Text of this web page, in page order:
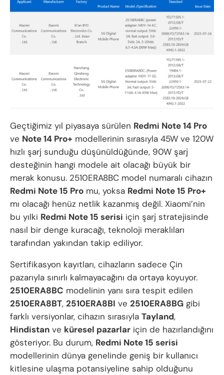
Geçtiğimiz yıl piyasaya sürülen Redmi Note 14 Pro
ve Note 14 Pro+ modellerinin sırasıyla 45W ve 120W
hızlı şarj sunduğu düşünüldüğünde, 90W şarj
desteğinin hangi modele ait olacağı büyük bir
merak konusu. 2510ERA8BC model numaralı cihazın
Redmi Note 15 Pro mu, yoksa Redmi Note 15 Pro+
mı olacağı henüz netlik kazanmış değil. Xiaomi’nin
bu yılki Redmi Note 15 serisi için şarj stratejisinde
nasıl bir denge kuracağı, teknoloji meraklıları
tarafından yakından takip ediliyor.
Sertifikasyon kayıtları, cihazların sadece Çin
pazarıyla sınırlı kalmayacağını da ortaya koyuyor.
2510ERA8BC modelinin yanı sıra tespit edilen
2510ERA8BT, 2510ERA8BI ve 2510ERA8BG gibi
farklı versiyonlar, cihazın sırasıyla Tayland,
Hindistan ve küresel pazarlar için de hazırlandığını
gösteriyor. Bu durum, Redmi Note 15 serisi
modellerinin dünya genelinde geniş bir kullanıcı
kitlesine ulaşma potansiyeline sahip olduğunu